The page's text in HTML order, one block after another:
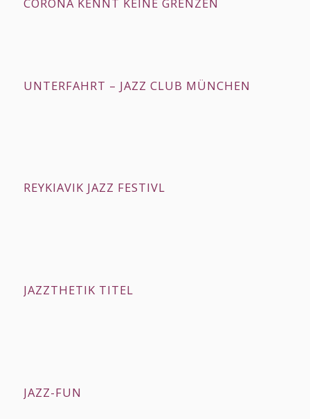
UNTERFAHRT – JAZZ CLUB MÜNCHEN
REYKIAVIK JAZZ FESTIVL
JAZZTHETIK TITEL
JAZZ-FUN